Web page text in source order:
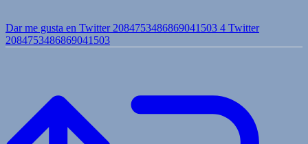
Dar me gusta en Twitter 2084753486869041503 4 Twitter
2084753486869041503